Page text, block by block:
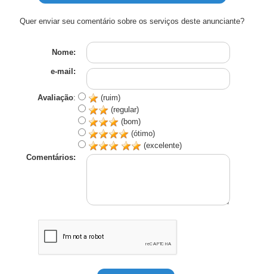
Quer enviar seu comentário sobre os serviços deste anunciante?
Nome:
e-mail:
Avaliação:
(ruim)
(regular)
(bom)
(ótimo)
(excelente)
Comentários: